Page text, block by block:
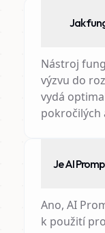
Jak
Nástroj
výzvu do
vydá
pokročilých
Je AI
Ano, AI
k použití